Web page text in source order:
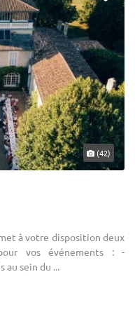
(42)
à votre disposition deux
vos événements : -
au sein du ...